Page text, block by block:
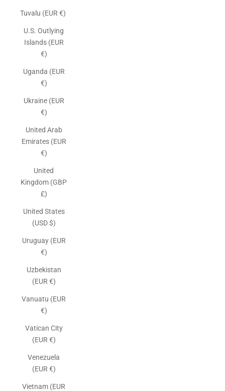
Tuvalu (EUR €)
U.S. Outlying
Islands (EUR
€)
Uganda (EUR
€)
Ukraine (EUR
€)
United Arab
Emirates (EUR
€)
United
Kingdom (GBP
£)
United States
(USD $)
Uruguay (EUR
€)
Uzbekistan
(EUR €)
Vanuatu (EUR
€)
Vatican City
(EUR €)
Venezuela
(EUR €)
Vietnam (EUR